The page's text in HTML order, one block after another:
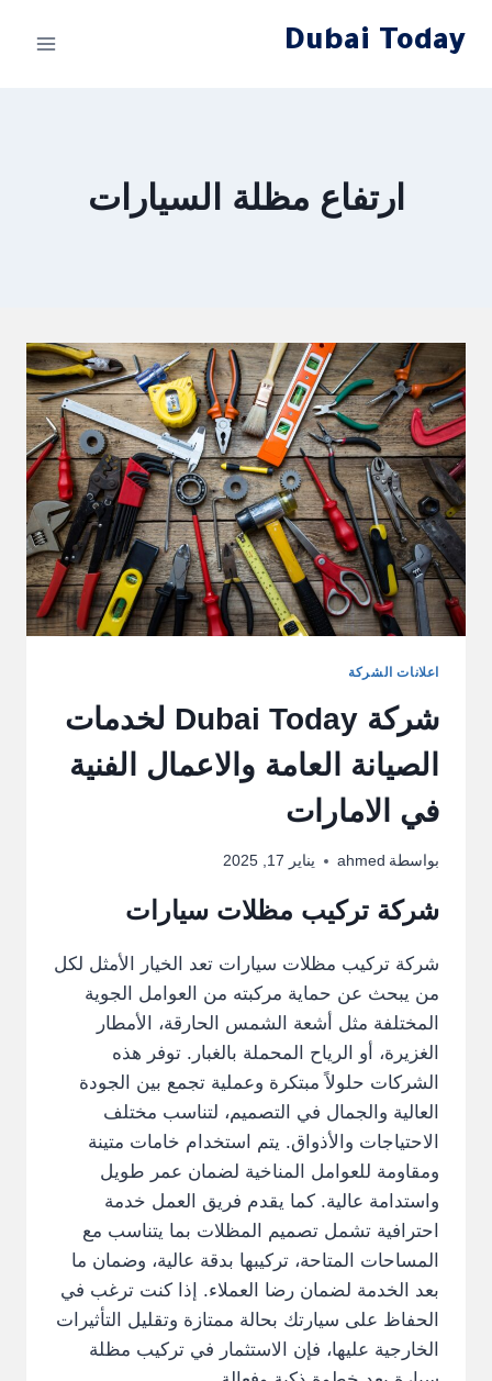
Dubai Today
ارتفاع مظلة السيارات
اعلانات الشركة
شركة Dubai Today لخدمات
الصيانة العامة والاعمال الفنية
في الامارات
بواسطة ahmed يناير 17, 2025
شركة تركيب مظلات سيارات
شركة تركيب مظلات سيارات تعد الخيار الأمثل لكل
من يبحث عن حماية مركبته من العوامل الجوية
المختلفة مثل أشعة الشمس الحارقة، الأمطار
الغزيرة، أو الرياح المحملة بالغبار. توفر هذه
الشركات حلولاً مبتكرة وعملية تجمع بين الجودة
العالية والجمال في التصميم، لتناسب مختلف
الاحتياجات والأذواق. يتم استخدام خامات متينة
ومقاومة للعوامل المناخية لضمان عمر طويل
واستدامة عالية. كما يقدم فريق العمل خدمة
احترافية تشمل تصميم المظلات بما يتناسب مع
المساحات المتاحة، تركيبها بدقة عالية، وضمان ما
بعد الخدمة لضمان رضا العملاء. إذا كنت ترغب في
الحفاظ على سيارتك بحالة ممتازة وتقليل التأثيرات
الخارجية عليها، فإن الاستثمار في تركيب مظلة